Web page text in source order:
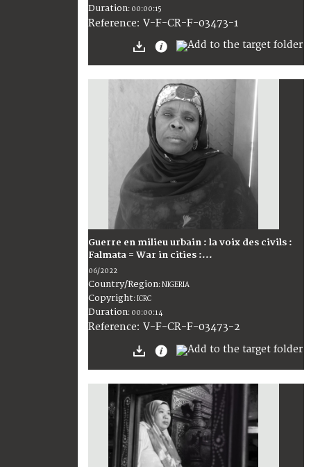
Duration: 00:00:15
Reference: V-F-CR-F-03473-1
Guerre en milieu urbain : la voix des civils :
Falmata = War in cities :...
06/2022
Country/Region:NIGERIA
Copyright:ICRC
Duration: 00:00:14
Reference: V-F-CR-F-03473-2